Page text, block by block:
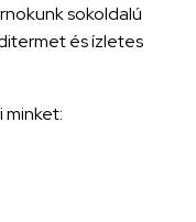
sokoldalú
és ízletes